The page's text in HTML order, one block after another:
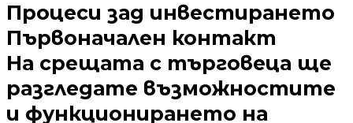
Процеси зад инвестирането
Първоначален контакт
На срещата с търговеца ще
разгледате възможностите
и функционирането на